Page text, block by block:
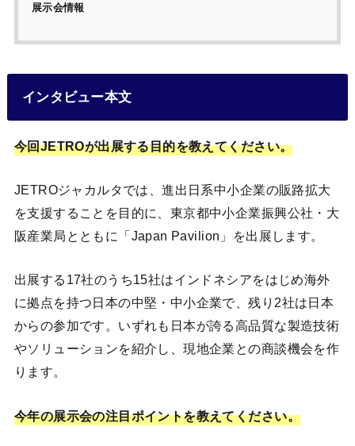
展示会情報
インタビュー本文
今回JETROが出展する目的を教えてください。
JETROジャカルタでは、進出日系中小企業の販路拡大
を支援することを目的に、東京都中小企業振興公社・大
阪産業局とともに「Japan Pavilion」を出展します。
出展する17社のうち15社はインドネシアをはじめ海外
に拠点を持つ日本の中堅・中小企業で、残り2社は日本
からの参加です。いずれも日本が誇る高品質な製造技術
やソリューションを紹介し、現地企業との商談機会を作
ります。
今年の展示会の注目ポイントを教えてください。